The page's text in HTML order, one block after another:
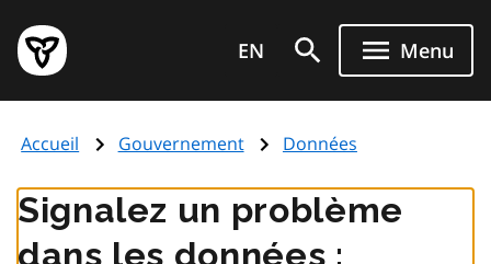
au
contenu
principal
Page
d'accueil
de
EN Menu
Accueil Gouvernement Données
Signalez un problème
dans les données :